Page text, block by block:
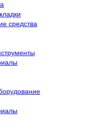
средства